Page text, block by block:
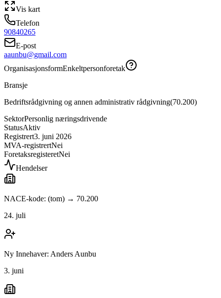
Vis kart
Telefon
90840265
E-post
aaunbu@gmail.com
OrganisasjonsformEnkeltpersonforetak
Bransje
Bedriftsrådgivning og annen administrativ rådgivning(70.200)
SektorPersonlig næringsdrivende
StatusAktiv
Registrert3. juni 2026
MVA-registrertNei
ForetaksregisteretNei
Hendelser
NACE-kode: (tom) → 70.200
24. juli
Ny Innehaver: Anders Aunbu
3. juni